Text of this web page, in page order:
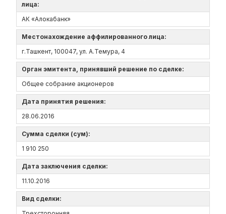
лица:
АК «Алокабанк»
Местонахождение аффилированного лица:
г.Ташкент, 100047, ул. А.Темура, 4
Орган эмитента, принявший решение по сделке:
Общее собрание акционеров
Дата принятия решения:
28.06.2016
Сумма сделки (сум):
1 910 250
Дата заключения сделки:
11.10.2016
Вид сделки: